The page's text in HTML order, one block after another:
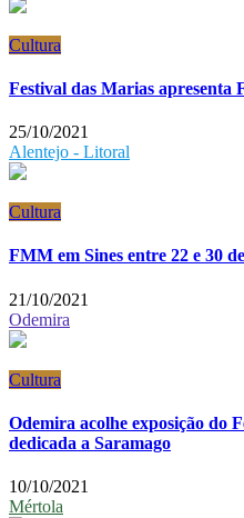
Cultura
Festival das Marias apresenta
25/10/2021
Alentejo - Litoral
Cultura
FMM em Sines entre 22 e 30
21/10/2021
Odemira
Cultura
Odemira acolhe exposição do
dedicada a Saramago
10/10/2021
Mértola